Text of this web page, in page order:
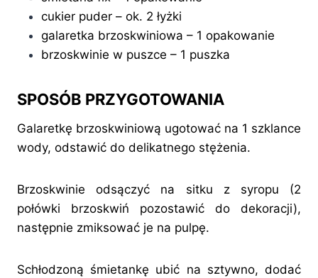
cukier puder – ok. 2 łyżki
galaretka brzoskwiniowa – 1 opakowanie
brzoskwinie w puszce – 1 puszka
SPOSÓB PRZYGOTOWANIA
Galaretkę brzoskwiniową ugotować na 1 szklance
wody, odstawić do delikatnego stężenia.
Brzoskwinie odsączyć na sitku z syropu (2
połówki brzoskwiń pozostawić do dekoracji),
następnie zmiksować je na pulpę.
Schłodzoną śmietankę ubić na sztywno, dodać